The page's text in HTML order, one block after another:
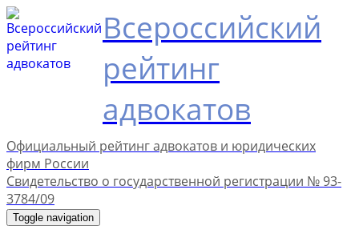
Всероссийский
рейтинг
адвокатов
Официальный рейтинг адвокатов и юридических
фирм России
Свидетельство о государственной регистрации № 93-
3784/09
Toggle navigation